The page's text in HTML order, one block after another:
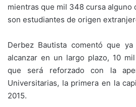
mientras que mil 348 cursa alguno
son estudiantes de origen
Derbez Bautista comentó que
alcanzar en un largo plazo, 10
que será reforzado con la
Universitarias, la primera en la
2015.